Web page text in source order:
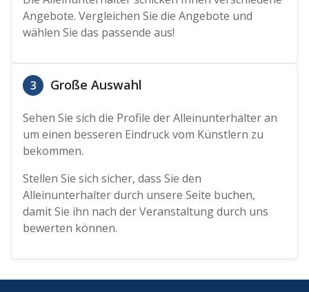
Angebote. Vergleichen Sie die Angebote und
wählen Sie das passende aus!
3 Große Auswahl
Sehen Sie sich die Profile der Alleinunterhalter an
um einen besseren Eindruck vom Künstlern zu
bekommen.
Stellen Sie sich sicher, dass Sie den
Alleinunterhalter durch unsere Seite buchen,
damit Sie ihn nach der Veranstaltung durch uns
bewerten können.